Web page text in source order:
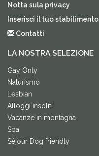
Notta sula privacy
Inserisci il tuo stabilimento
Contatti
LA NOSTRA SELEZIONE
Gay Only
Naturismo
Lesbian
Alloggi insoliti
Vacanze in montagna
Spa
Séjour Dog friendly